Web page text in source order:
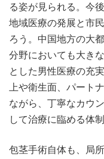
る姿が見られる。今
地域医療の発展と市
ろう。中国地方の大
分野においても大き
とした男性医療の充
上や衛生面、パート
ながら、丁寧なカウ
して治療に臨める体
包茎手術自体も、局